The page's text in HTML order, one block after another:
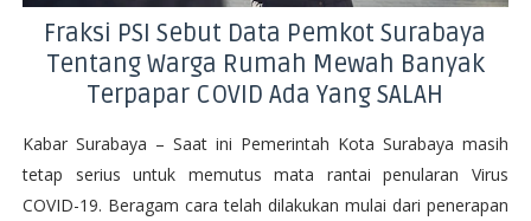
Fraksi PSI Sebut Data Pemkot Surabaya
Tentang Warga Rumah Mewah Banyak
Terpapar COVID Ada Yang SALAH
Kabar Surabaya – Saat ini Pemerintah Kota Surabaya masih
tetap serius untuk memutus mata rantai penularan Virus
COVID-19. Beragam cara telah dilakukan mulai dari penerapan